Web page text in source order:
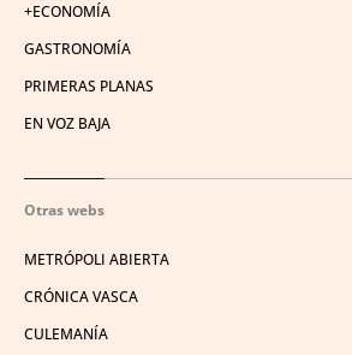
+ECONOMÍA
GASTRONOMÍA
PRIMERAS PLANAS
EN VOZ BAJA
Otras webs
METRÓPOLI ABIERTA
CRÓNICA VASCA
CULEMANÍA